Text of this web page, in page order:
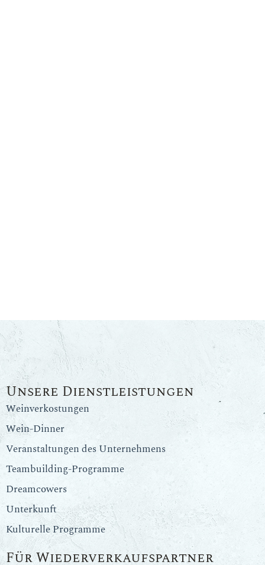
Unsere Dienstleistungen
Weinverkostungen
Wein-Dinner
Veranstaltungen des Unternehmens
Teambuilding-Programme
Dreamcowers
Unterkunft
Kulturelle Programme
Für Wiederverkaufspartner